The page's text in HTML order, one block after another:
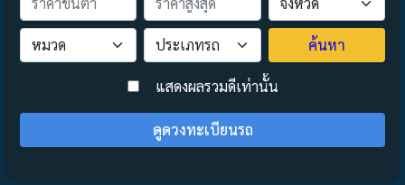
ค้นหา
> แสดงผลรวมดีเท่านั้น
ดูดวงทะเบียนรถ